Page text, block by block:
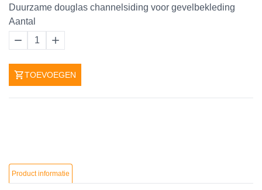
Duurzame douglas channelsiding voor gevelbekleding
Aantal
1
TOEVOEGEN
Product informatie